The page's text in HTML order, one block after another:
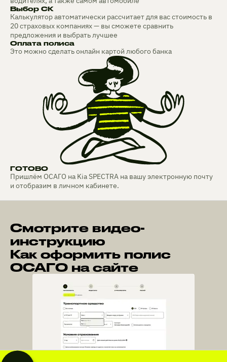
Выбор СК
Калькулятор автоматически рассчитает для вас стоимость в
20 страховых компаниях — вы сможете сравнить
предложения и выбрать лучшее
Оплата полиса
Это можно сделать онлайн картой любого банка
ГОТОВО
Пришлём ОСАГО на Kia SPECTRA на вашу электронную почту
и отобразим в личном кабинете.
Смотрите видео-
инструкцию
Как оформить полис
ОСАГО на сайте